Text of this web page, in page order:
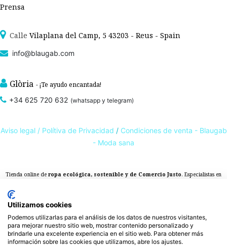
Prensa
Calle Vilaplana del Camp, 5 43203 - Reus - Spain
info@blaugab.com
Glòria - ¡Te ayudo encantada!
+34 625 720 632 (whatsapp y telegram)
Aviso legal / Polítiva de Privacidad / Condiciones de venta - Blaugab
- Moda sana
Tienda online de ropa ecológica, sostenible y de Comercio Justo. Especialistas en
sostenibles con certificado GOTS
ambientales. Ropa interior sostenible.
Utilizamos cookies
Podemos utilizarlas para el análisis de los datos de nuestros visitantes,
para mejorar nuestro sitio web, mostrar contenido personalizado y
brindarle una excelente experiencia en el sitio web. Para obtener más
información sobre las cookies que utilizamos, abre los ajustes.